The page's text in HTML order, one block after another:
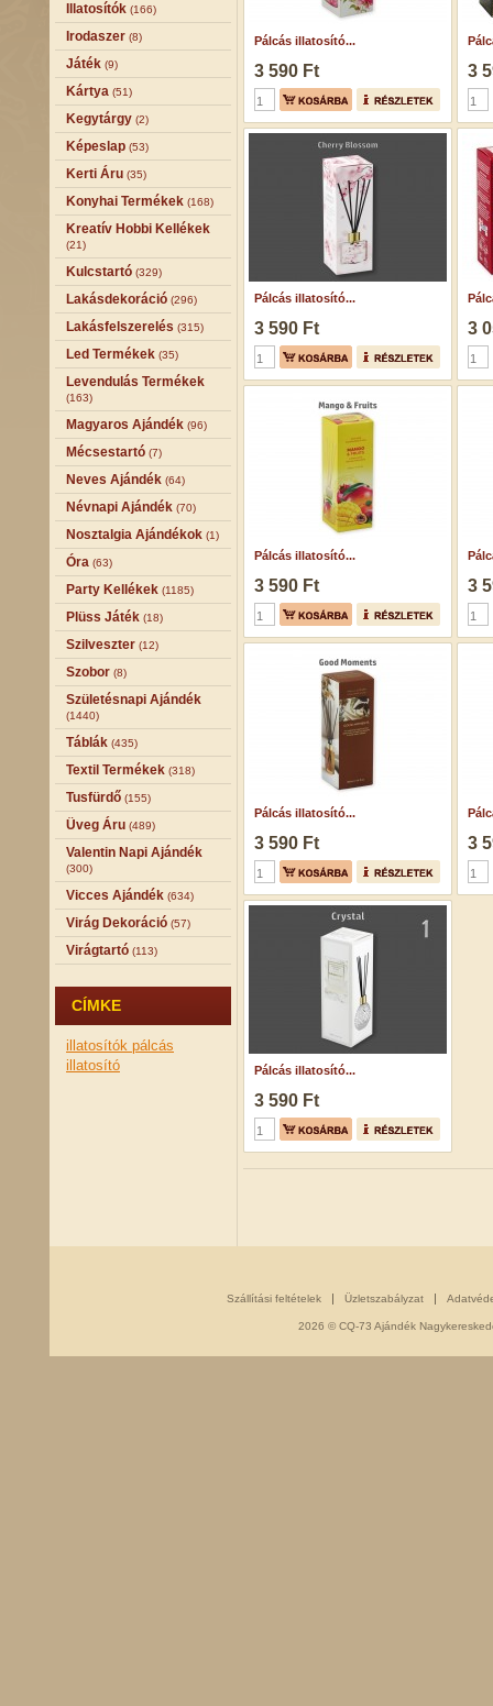
Illatosítók (166)
Irodaszer (8)
Játék (9)
Kártya (51)
Kegytárgy (2)
Képeslap (53)
Kerti Áru (35)
Konyhai Termékek (168)
Kreatív Hobbi Kellékek
(21)
Kulcstartó (329)
Lakásdekoráció (296)
Lakásfelszerelés (315)
Led Termékek (35)
Levendulás Termékek
(163)
Magyaros Ajándék (96)
Mécsestartó (7)
Neves Ajándék (64)
Névnapi Ajándék (70)
Nosztalgia Ajándékok (1)
Óra (63)
Party Kellékek (1185)
Plüss Játék (18)
Szilveszter (12)
Szobor (8)
Születésnapi Ajándék
(1440)
Táblák (435)
Textil Termékek (318)
Tusfürdő (155)
Üveg Áru (489)
Valentin Napi Ajándék
(300)
Vicces Ajándék (634)
Virág Dekoráció (57)
Virágtartó (113)
CÍMKE
illatosítók pálcás
illatosító
Pálcás illatosító...
3 590 Ft 3
Pálcás illatosító...
3 590 Ft 3
Pálcás illatosító...
3 590 Ft 3
Pálcás illatosító...
3 590 Ft 3
Pálcás illatosító...
3 590 Ft
Szállítási feltételek Üzletszabályzat
2026 © CQ-73 Ajándék